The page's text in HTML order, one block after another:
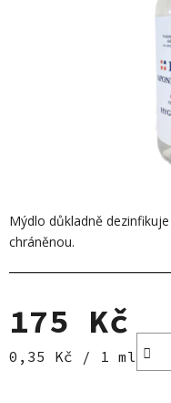
Mýdlo důkladně
chráněnou.
175 Kč
Měrná cena:
0,35 Kč / 1 ml